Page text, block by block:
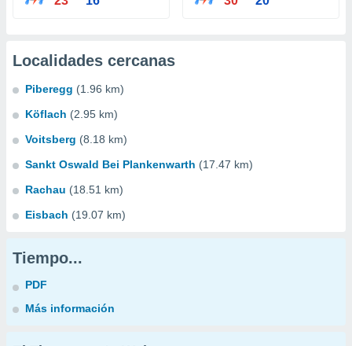
Localidades cercanas
Piberegg (1.96 km)
Köflach (2.95 km)
Voitsberg (8.18 km)
Sankt Oswald Bei Plankenwarth (17.47 km)
Rachau (18.51 km)
Eisbach (19.07 km)
Tiempo...
PDF
Más información